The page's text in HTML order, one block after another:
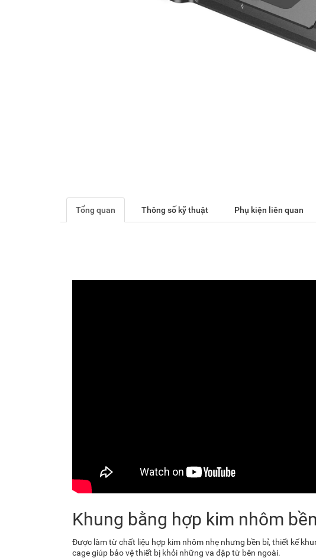
Tổng quan Thông số kỹ thuật Phụ kiện liên quan
Khung bằng hợp kim nhôm
Được làm từ chất liệu hợp kim nhôm nhẹ nhưng bền bỉ, thiết kế
cage giúp bảo vệ thiết bị khỏi những va đập từ bên ngoài.